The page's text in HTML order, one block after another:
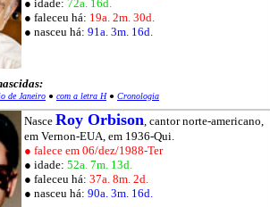
● idade: 72a. 16d.
● faleceu há: 19a. 2m. 30d.
● nasceu há: 91a. 3m. 16d.
de Janeiro ● com a letra H● Cronologia
Nasce Roy Orbison, cantor norte-americano,
em Vernon-EUA, em 1936-Qui.
● falece em 06/dez/1988-Ter
● idade: 52a. 7m. 13d.
● faleceu há: 37a. 8m. 2d.
● nasceu há: 90a. 3m. 16d.